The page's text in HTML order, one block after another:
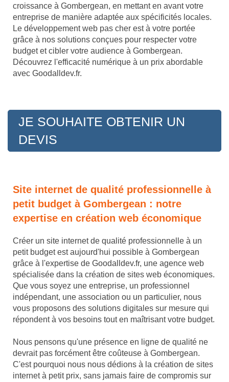
croissance à Gombergean, en mettant en avant votre
entreprise de manière adaptée aux spécificités locales.
Le développement web pas cher est à votre portée
grâce à nos solutions conçues pour respecter votre
budget et cibler votre audience à Gombergean.
Découvrez l'efficacité numérique à un prix abordable
avec Goodalldev.fr.
JE SOUHAITE OBTENIR UN
DEVIS
Site internet de qualité professionnelle à
petit budget à Gombergean : notre
expertise en création web économique
Créer un site internet de qualité professionnelle à un
petit budget est aujourd'hui possible à Gombergean
grâce à l'expertise de Goodalldev.fr, une agence web
spécialisée dans la création de sites web économiques.
Que vous soyez une entreprise, un professionnel
indépendant, une association ou un particulier, nous
vous proposons des solutions digitales sur mesure qui
répondent à vos besoins tout en maîtrisant votre budget.
Nous pensons qu'une présence en ligne de qualité ne
devrait pas forcément être coûteuse à Gombergean.
C'est pourquoi nous nous dédions à la création de sites
internet à petit prix, sans jamais faire de compromis sur